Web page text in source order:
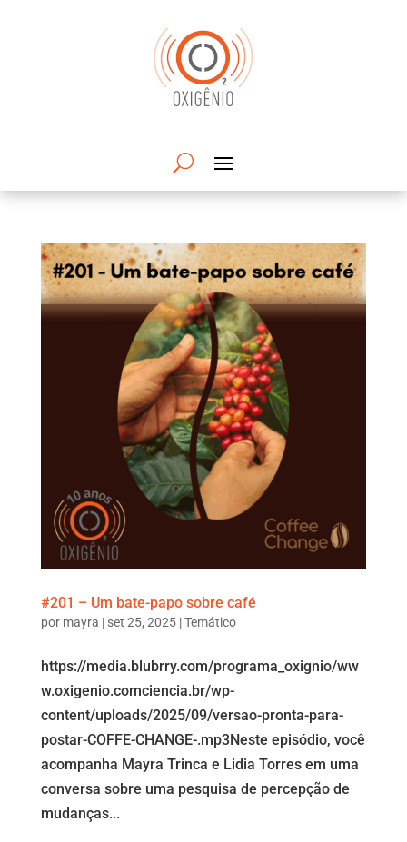
#201 – Um bate-papo sobre café
por mayra | set 25, 2025|Temático
https://media.blubrry.com/programa_oxignio/ww
w.oxigenio.comciencia.br/wp-
content/uploads/2025/09/versao-pronta-para-
postar-COFFE-CHANGE-.mp3Neste episódio, você
acompanha Mayra Trinca e Lidia Torres em uma
conversa sobre uma pesquisa de percepção de
mudanças...